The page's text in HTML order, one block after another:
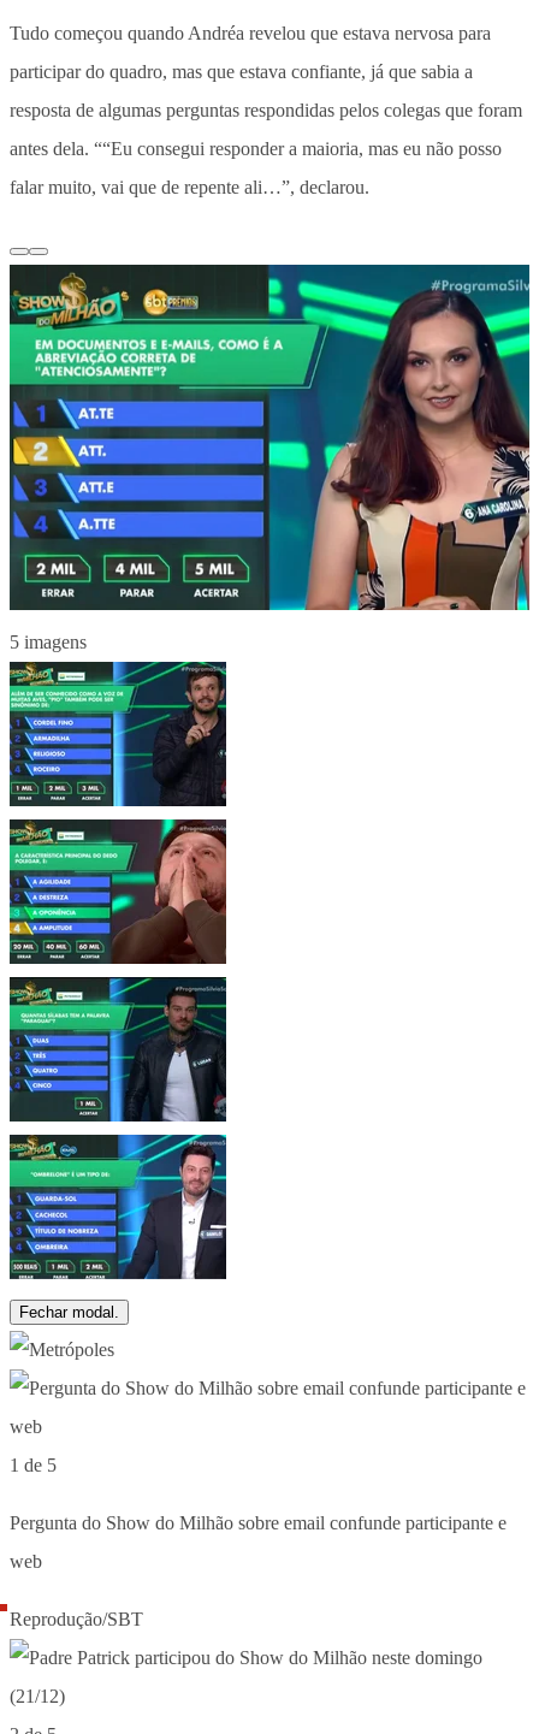
Tudo começou quando Andréa revelou que estava nervosa para
participar do quadro, mas que estava confiante, já que sabia a
resposta de algumas perguntas respondidas pelos colegas que foram
antes dela. ““Eu consegui responder a maioria, mas eu não posso
falar muito, vai que de repente ali…”, declarou.
5 imagens
Fechar modal.
1 de 5
Pergunta do Show do Milhão sobre email confunde participante e
web
Reprodução/SBT